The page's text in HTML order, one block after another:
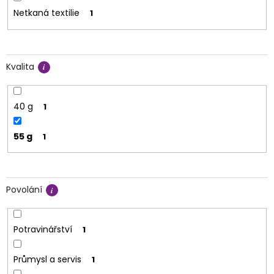
Netkaná textilie 1
Kvalita
40 g 1
55 g 1
Povolání
Potravinářství 1
Průmysl a servis 1